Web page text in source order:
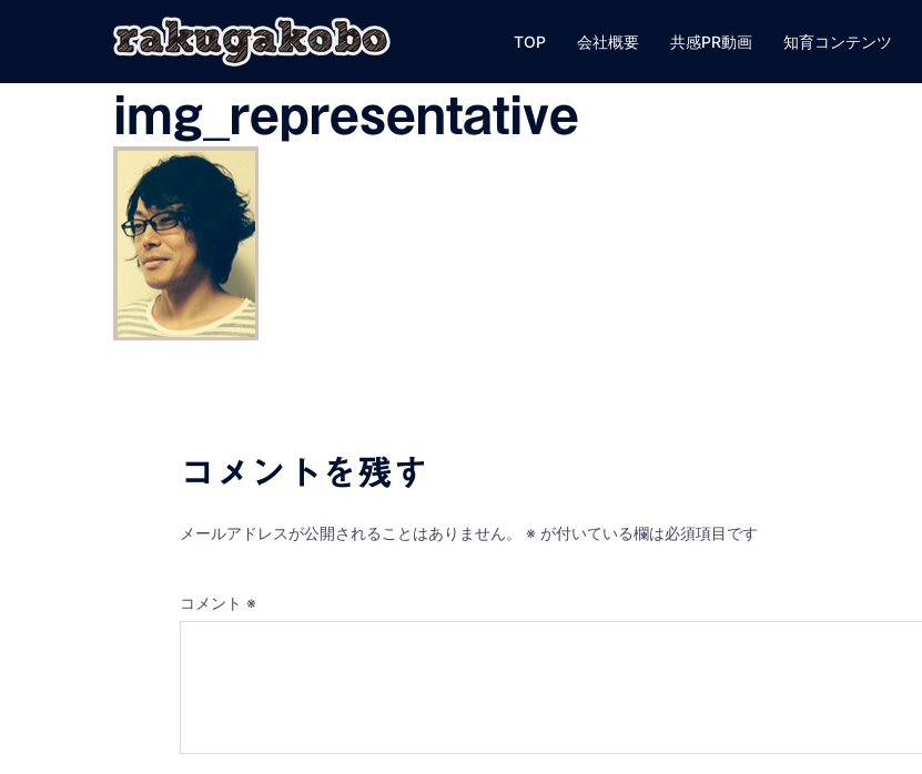
ン
TOP 会社概要 共感PR動画 知育コンテンツ
img_representative
コメントを残す
メールアドレスが公開されることはありません。 ※ が付いている欄は必須項目です
コメント ※